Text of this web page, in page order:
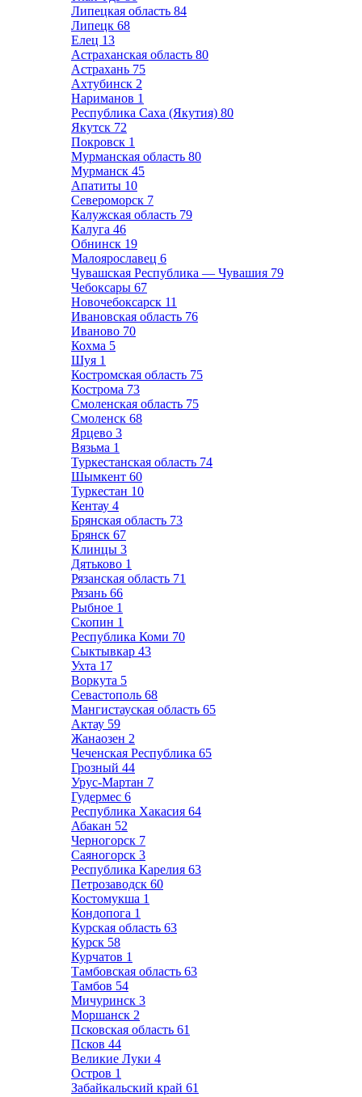
Липецкая область 84
Липецк 68
Елец 13
Астраханская область 80
Астрахань 75
Ахтубинск 2
Нариманов 1
Республика Саха (Якутия) 80
Якутск 72
Покровск 1
Мурманская область 80
Мурманск 45
Апатиты 10
Североморск 7
Калужская область 79
Калуга 46
Обнинск 19
Малоярославец 6
Чувашская Республика — Чувашия 79
Чебоксары 67
Новочебоксарск 11
Ивановская область 76
Иваново 70
Кохма 5
Шуя 1
Костромская область 75
Кострома 73
Смоленская область 75
Смоленск 68
Ярцево 3
Вязьма 1
Туркестанская область 74
Шымкент 60
Туркестан 10
Кентау 4
Брянская область 73
Брянск 67
Клинцы 3
Дятьково 1
Рязанская область 71
Рязань 66
Рыбное 1
Скопин 1
Республика Коми 70
Сыктывкар 43
Ухта 17
Воркута 5
Севастополь 68
Мангистауская область 65
Актау 59
Жанаозен 2
Чеченская Республика 65
Грозный 44
Урус-Мартан 7
Гудермес 6
Республика Хакасия 64
Абакан 52
Черногорск 7
Саяногорск 3
Республика Карелия 63
Петрозаводск 60
Костомукша 1
Кондопога 1
Курская область 63
Курск 58
Курчатов 1
Тамбовская область 63
Тамбов 54
Мичуринск 3
Моршанск 2
Псковская область 61
Псков 44
Великие Луки 4
Остров 1
Забайкальский край 61